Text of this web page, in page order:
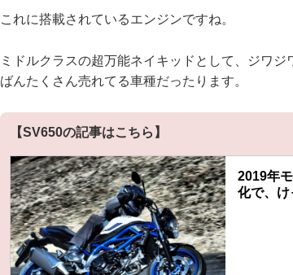
これに搭載されているエンジンですね。
ミドルクラスの超万能ネイキッドとして、ジワ
ばんたくさん売れてる車種だったります。
【SV650の記事はこちら】
2019年
化で、け